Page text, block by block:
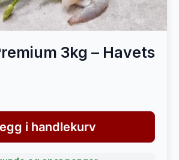
3kg – Havets
i handlekurv